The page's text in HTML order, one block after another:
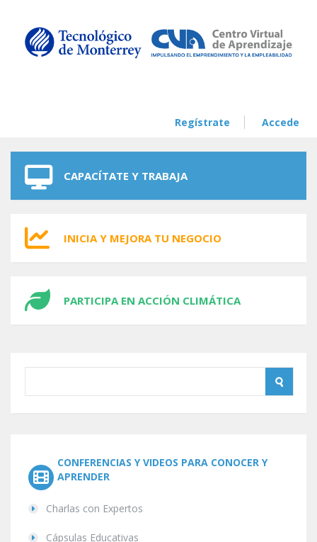
Regístrate Accede
CAPACÍTATE Y TRABAJA
INICIA Y MEJORA TU NEGOCIO
PARTICIPA EN ACCIÓN CLIMÁTICA
CONFERENCIAS Y VIDEOS PARA CONOCER Y
APRENDER
Charlas con Expertos
Cápsulas Educativas